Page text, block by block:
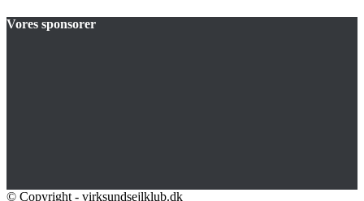
Vores sponsorer
© Copyright - virksundsejlklub.dk